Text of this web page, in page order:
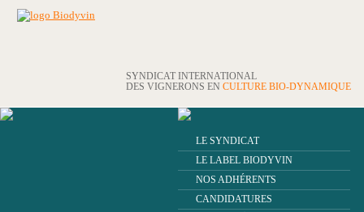
SYNDICAT INTERNATIONAL
DES VIGNERONS EN CULTURE BIO-DYNAMIQUE
LE SYNDICAT
LE LABEL BIODYVIN
NOS ADHÉRENTS
CANDIDATURES